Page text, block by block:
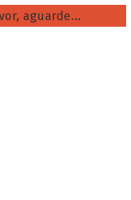
aguarde...